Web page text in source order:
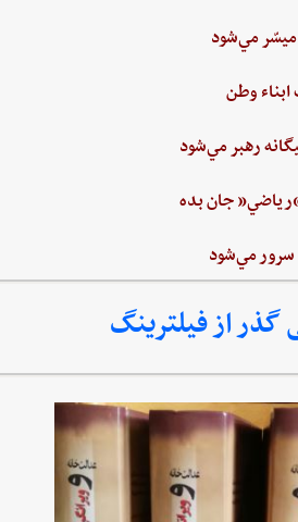
ميسّر مي‌شود
ابناء وطن
رهبر مي‌شود
جان ‌بده‌
سرور مي‌شود
از فیلترینگ